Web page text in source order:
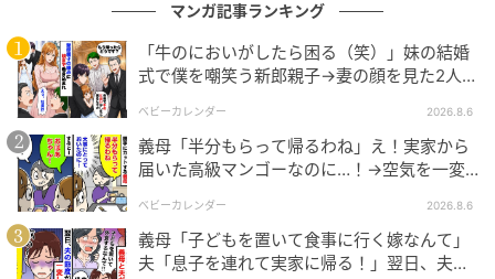
マンガ記事ランキング
「牛のにおいがしたら困る（笑）」妹の結婚
式で僕を嘲笑う新郎親子→妻の顔を見た2人が
ベビーカレンダー 2026.8.6
義母「半分もらって帰るわね」え！実家から
届いた高級マンゴーなのに…！→空気を一変
ベビーカレンダー 2026.8.6
義母「子どもを置いて食事に行く嫁なんて」
夫「息子を連れて実家に帰る！」翌日、夫が